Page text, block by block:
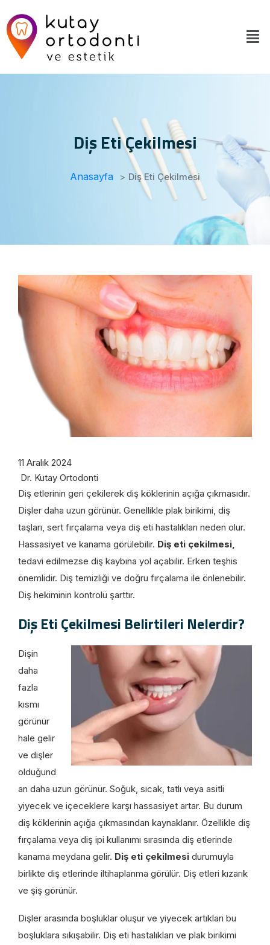
Diş Eti Çekilmesi
Anasayfa > Diş Eti Çekilmesi
11 Aralık 2024
Dr. Kutay Ortodonti
Diş etlerinin geri çekilerek diş köklerinin açığa çıkmasıdır.
Dişler daha uzun görünür. Genellikle plak birikimi, diş
taşları, sert fırçalama veya diş eti hastalıkları neden olur.
Hassasiyet ve kanama görülebilir. Diş eti çekilmesi,
tedavi edilmezse diş kaybına yol açabilir. Erken teşhis
önemlidir. Diş temizliği ve doğru fırçalama ile önlenebilir.
Diş hekiminin kontrolü şarttır.
Diş Eti Çekilmesi Belirtileri Nelerdir?
Dişin
daha
fazla
kısmı
görünür
hale gelir
ve dişler
olduğund
an daha uzun görünür. Soğuk, sıcak, tatlı veya asitli
yiyecek ve içeceklere karşı hassasiyet artar. Bu durum
diş köklerinin açığa çıkmasından kaynaklanır. Özellikle diş
fırçalama veya diş ipi kullanımı sırasında diş etlerinde
kanama meydana gelir. Diş eti çekilmesi durumuyla
birlikte diş etlerinde iltihaplanma görülür. Diş etleri kızarık
ve şiş görünür.
Dişler arasında boşluklar oluşur ve yiyecek artıkları bu
boşluklara sıkışabilir. Diş eti hastalıkları ve plak birikimi